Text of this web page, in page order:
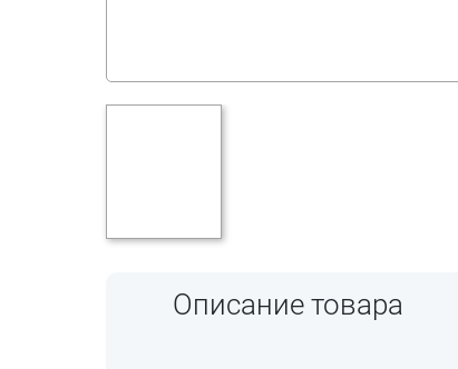
Описание товара